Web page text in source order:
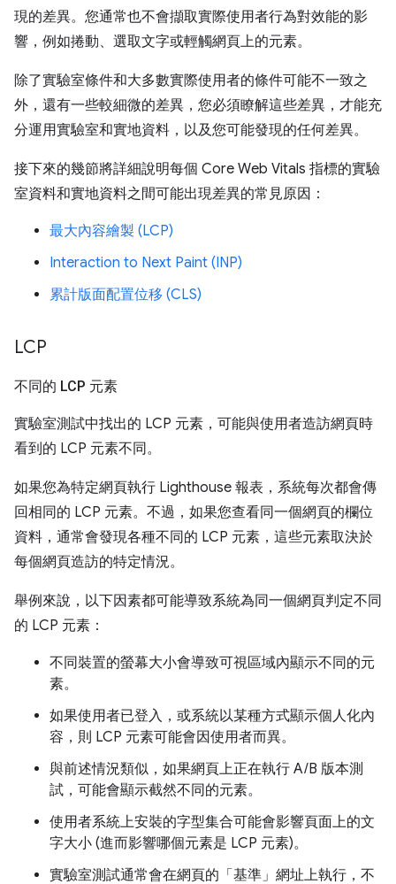
現的差異。您通常也不會擷取實際使用者行為對效能的影
響，例如捲動、選取文字或輕觸網頁上的元素。
除了實驗室條件和大多數實際使用者的條件可能不一致之
外，還有一些較細微的差異，您必須瞭解這些差異，才能充
分運用實驗室和實地資料，以及您可能發現的任何差異。
接下來的幾節將詳細說明每個 Core Web Vitals 指標的實驗
室資料和實地資料之間可能出現差異的常見原因：
最大內容繪製 (LCP)
Interaction to Next Paint (INP)
累計版面配置位移 (CLS)
LCP
不同的 LCP 元素
實驗室測試中找出的 LCP 元素，可能與使用者造訪網頁時
看到的 LCP 元素不同。
如果您為特定網頁執行 Lighthouse 報表，系統每次都會傳
回相同的 LCP 元素。不過，如果您查看同一個網頁的欄位
資料，通常會發現各種不同的 LCP 元素，這些元素取決於
每個網頁造訪的特定情況。
舉例來說，以下因素都可能導致系統為同一個網頁判定不同
的 LCP 元素：
不同裝置的螢幕大小會導致可視區域內顯示不同的元
素。
如果使用者已登入，或系統以某種方式顯示個人化內
容，則 LCP 元素可能會因使用者而異。
與前述情況類似，如果網頁上正在執行 A/B 版本測
試，可能會顯示截然不同的元素。
使用者系統上安裝的字型集合可能會影響頁面上的文
字大小 (進而影響哪個元素是 LCP 元素)。
實驗室測試通常會在網頁的「基準」網址上執行，不